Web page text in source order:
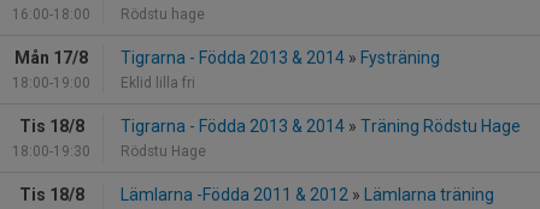
16:00-18:00 Rödstu hage
Mån 17/8
18:00-19:00
Tigrarna - Födda 2013 & 2014 » Fysträning
Eklid lilla fri
Tis 18/8
18:00-19:30
Tigrarna - Födda 2013 & 2014 » Träning Rödstu Hage
Rödstu Hage
Tis 18/8 Lämlarna -Födda 2011 & 2012 » Lämlarna träning